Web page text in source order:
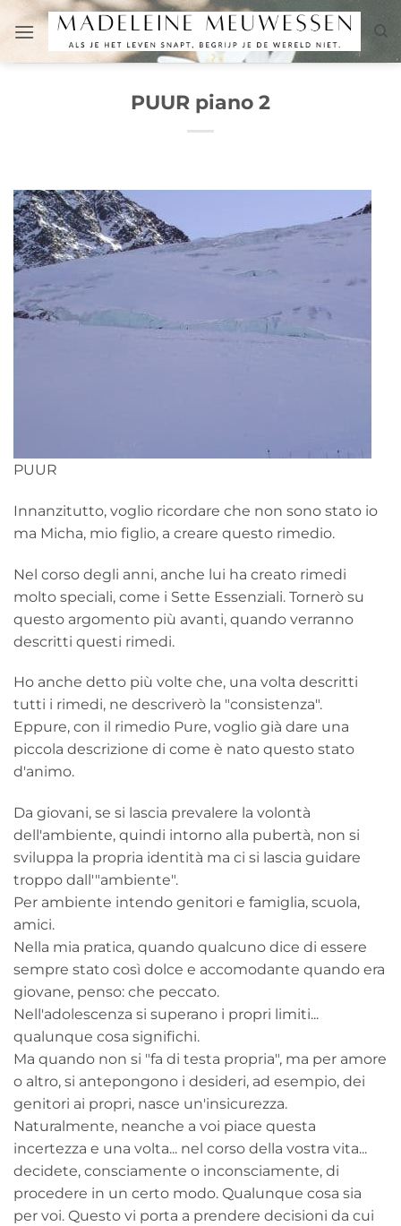
contenuti
PUUR piano 2
PUUR
Innanzitutto, voglio ricordare che non sono stato io
ma Micha, mio figlio, a creare questo rimedio.
Nel corso degli anni, anche lui ha creato rimedi
molto speciali, come i Sette Essenziali. Tornerò su
questo argomento più avanti, quando verranno
descritti questi rimedi.
Ho anche detto più volte che, una volta descritti
tutti i rimedi, ne descriverò la "consistenza".
Eppure, con il rimedio Pure, voglio già dare una
piccola descrizione di come è nato questo stato
d'animo.
Da giovani, se si lascia prevalere la volontà
dell'ambiente, quindi intorno alla pubertà, non si
sviluppa la propria identità ma ci si lascia guidare
troppo dall'"ambiente".
Per ambiente intendo genitori e famiglia, scuola,
amici.
Nella mia pratica, quando qualcuno dice di essere
sempre stato così dolce e accomodante quando era
giovane, penso: che peccato.
Nell'adolescenza si superano i propri limiti...
qualunque cosa significhi.
Ma quando non si "fa di testa propria", ma per amore
o altro, si antepongono i desideri, ad esempio, dei
genitori ai propri, nasce un'insicurezza.
Naturalmente, neanche a voi piace questa
incertezza e una volta... nel corso della vostra vita...
decidete, consciamente o inconsciamente, di
procedere in un certo modo. Qualunque cosa sia
per voi. Questo vi porta a prendere decisioni da cui